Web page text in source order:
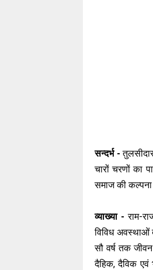
सन्दर्भ -
चारों चरणों का
समाज की कल्पना
व्याख्या - राम-
विविध अवस्थाओं
सौ वर्ष तक
दैहिक, दैविक एवं